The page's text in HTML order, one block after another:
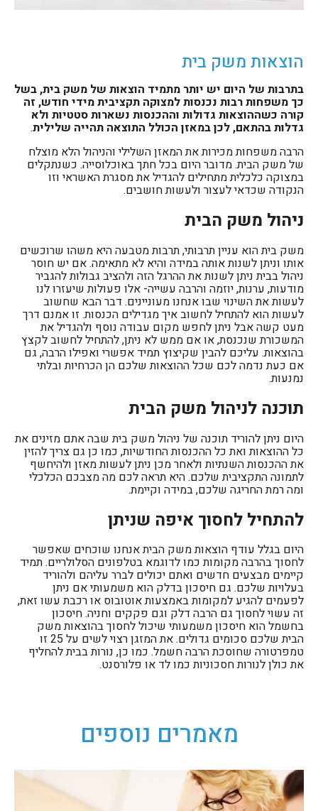
הוצאות משק בית
בתרבות של היום יש יותר מתמיד הוצאות של משק בית, בשל
כך משפחות רבות נכנסות למצוקה תקציבית מידי חודש, זה
קורה כשההוצאות גדולות וההכנסות נשארות סטטיות ולא
גדלות בהתאם, לכן במאזן הכולל התוצאה תהייה שלילית.
הרבה משפחות מכירות את המאזן השלילי והניהול הלא מוצלח
של משק הבית. מדובר היום בכל חתך באוכלוסייה. כשנתקלים
במצוקה כלכלית מתחילים להגדיל את מסגרת האשראי וזו
הנקודה שכדאי לעצור ולעשות חושבים.
ניהול משק הבית
משק בית הוא עניין תרבותי, תרבות מטבעה היא משהו שרוכשים
אותו וניתן לשנות אותה במידה והיא לא מתאימה. אם יש חוסר
ניהול בבית ניתן לשנות את ההרגל הזה ולהציב גבולות להגביר
מודעות, ערנות, יוזמה והרבה עשייה- אלו פעולות שיעזרו לנו
לעשות את השינוי שבו אנחנו מעוניינים. דבר הבא שחשוב
לעשות הוא להתחיל לחשוב איך מגדילים הכנסות. זו אמנם דרך
מעט קשה אבל ניתן לחפש מקום עבודה נוסף ולהגדיל את
המשכורת שנכנסת, או אם ממש לא ניתן, להתחיל לחשוב לקצץ
בהוצאות. עליכם להבין שקיצוץ תמיד אפשרי ואפילו הרבה, גם
אם כעת נדמה לכם שכל ההוצאות שלכם הן הכרחיות ובלתי
נמנעות.
תוכנה לניהול משק הבית
היום ניתן להוריד תוכנה של ניהול משק בית שבה אתם מזינים את
כל ההוצאות ואת כל ההכנסות החודשיות, כמו כן גם צריך להזין
את ההכנסות השנתיות ולאחר מכן ניתן לעשות מאזן ולהיחשף
לתמונה התקציבית שלכם. היא תראה לכם מה מצבכם הכלכלי
ומה רמת החריגה שלכם, במידה וקיימת.
להתחיל לחסוך איפה שניתן
היום בגלל עודף הוצאות משק הבית אנחנו שוכחים שאפשר
לחסוך בהרבה מקומות כמו לדוגמא בטלפונים הסלולריים. תמיד
קיימים מבצעים חדשים ואתם יכולים לברר עליהם ולהוריד
בעלויות שלכם. גם חיסכון בדלק הוא משמעותי אם ניתן
לפעמים להגיע למקומות באמצעות אוטובוס או רכבת עשו זאת,
זה עשוי לחסוך גם הרבה דלק וגם פקקים וחניה. חיסכון
בחשמל הוא חיסכון משמעותי שיכול לחסוך בהוצאות משק
הבית שלכם סכומים גדולים. את המזגן רצוי לשים על 25 זו
טמפרטורה שחוסכת הרבה חשמל. כמו כן, נורות בבית להחליף
את כולן לנורות חסכוניות כמו לד או פלורסנט.
מאמרים נוספים